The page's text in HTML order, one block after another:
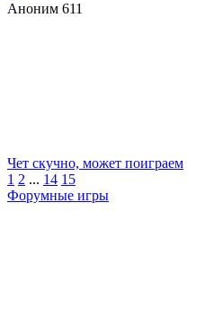
Аноним 611
Чет скучно, может поиграем
1 2 ... 14 15
Форумные игры